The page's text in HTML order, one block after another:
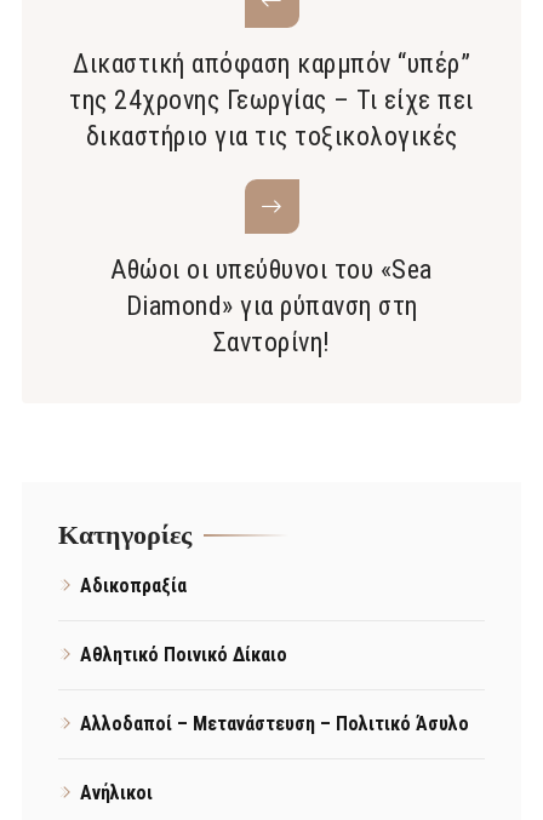
Δικαστική απόφαση καρμπόν “υπέρ”
της 24χρονης Γεωργίας – Τι είχε πει
δικαστήριο για τις τοξικολογικές
Αθώοι οι υπεύθυνοι του «Sea
Diamond» για ρύπανση στη
Σαντορίνη!
Kατηγορίες
Αδικοπραξία
Αθλητικό Ποινικό Δίκαιο
Αλλοδαποί – Μετανάστευση – Πολιτικό Άσυλο
Ανήλικοι